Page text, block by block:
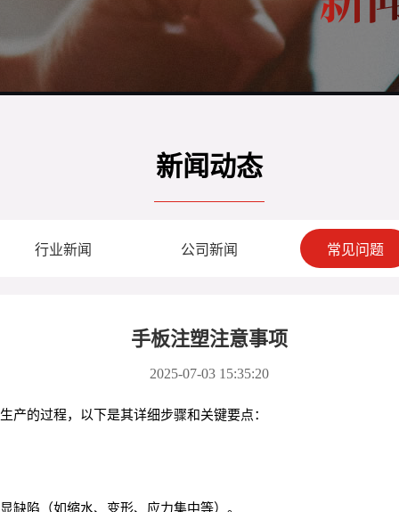
新闻动态
行业新闻 公司新闻 常见问题
手板注塑注意事项
2025-07-03 15:35:20
产的过程，以下是其详细步骤和关键要点：
缺陷（如缩水、变形、应力集中等）。